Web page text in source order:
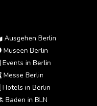
Ausgehen Berlin
Museen Berlin
Events in Berlin
Messe Berlin
Hotels in Berlin
Baden in BLN